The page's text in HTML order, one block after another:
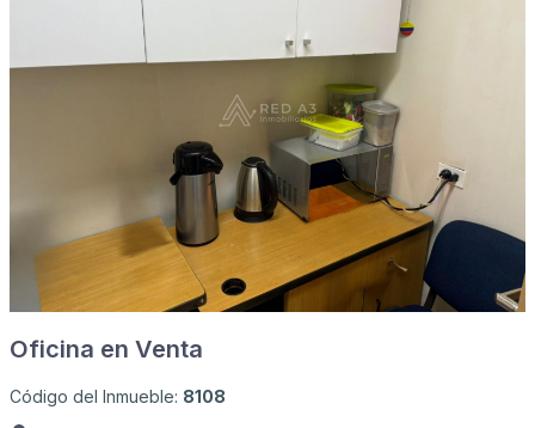
Oficina en Venta
Código del Inmueble: 8108